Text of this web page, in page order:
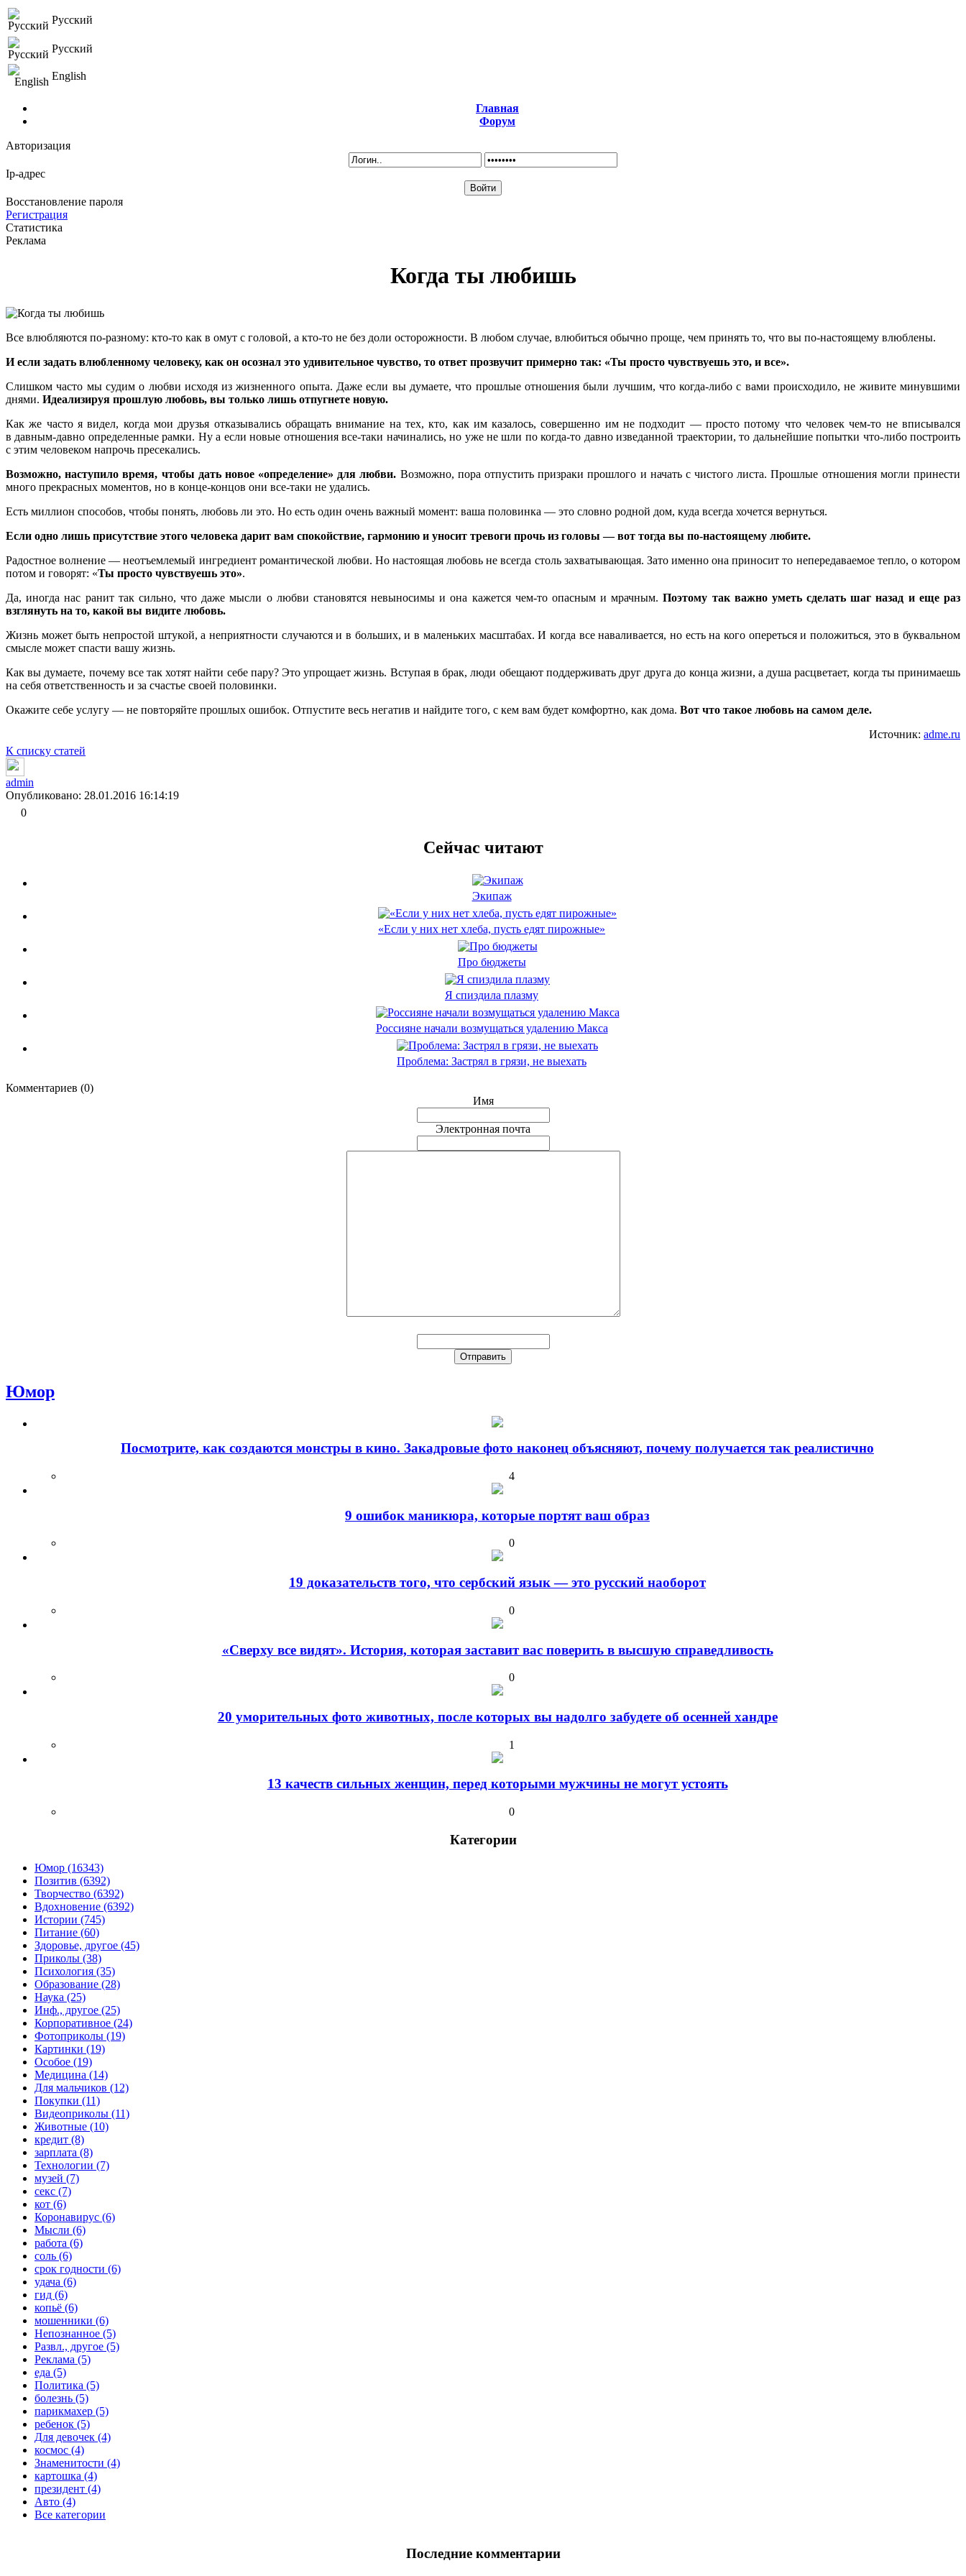
Русский
Русский
English
Главная
Форум
Авторизация
Ip-адрес
Восстановление пароля
Регистрация
Статистика
Реклама
Когда ты любишь
Все влюбляются по-разному: кто-то как в омут с головой, а кто-то не без доли осторожности. В любом случае, влюбиться обычно проще, чем принять то, что вы по-настоящему влюблены.
И если задать влюбленному человеку, как он осознал это удивительное чувство, то ответ прозвучит примерно так: «Ты просто чувствуешь это, и все».
Слишком часто мы судим о любви исходя из жизненного опыта. Даже если вы думаете, что прошлые отношения были лучшим, что когда-либо с вами происходило, не живите минувшими
днями. Идеализируя прошлую любовь, вы только лишь отпугнете новую.
Как же часто я видел, когда мои друзья отказывались обращать внимание на тех, кто, как им казалось, совершенно им не подходит — просто потому что человек чем-то не вписывался
в давным-давно определенные рамки. Ну а если новые отношения все-таки начинались, но уже не шли по когда-то давно изведанной траектории, то дальнейшие попытки что-либо построить
с этим человеком напрочь пресекались.
Возможно, наступило время, чтобы дать новое «определение» для любви. Возможно, пора отпустить призраки прошлого и начать с чистого листа. Прошлые отношения могли принести
много прекрасных моментов, но в конце-концов они все-таки не удались.
Есть миллион способов, чтобы понять, любовь ли это. Но есть один очень важный момент: ваша половинка — это словно родной дом, куда всегда хочется вернуться.
Если одно лишь присутствие этого человека дарит вам спокойствие, гармонию и уносит тревоги прочь из головы— вот тогда вы по-настоящему любите.
Радостное волнение — неотъемлемый ингредиент романтической любви. Но настоящая любовь не всегда столь захватывающая. Зато именно она приносит то непередаваемое тепло, о котором
потом и говорят: «Ты просто чувствуешь это».
Да, иногда нас ранит так сильно, что даже мысли о любви становятся невыносимы и она кажется чем-то опасным и мрачным.Поэтому так важно уметь сделать шаг назад и еще раз
взглянуть на то, какой вы видите любовь.
Жизнь может быть непростой штукой, а неприятности случаются и в больших, и в маленьких масштабах. И когда все наваливается, но есть на кого опереться и положиться, это в буквальном
смысле может спасти вашу жизнь.
Как вы думаете, почему все так хотят найти себе пару? Это упрощает жизнь. Вступая в брак, люди обещают поддерживать друг друга до конца жизни, а душа расцветает, когда ты принимаешь
на себя ответственность и за счастье своей половинки.
Окажите себе услугу — не повторяйте прошлых ошибок. Отпустите весь негатив и найдите того, с кем вам будет комфортно, как дома. Вот что такое любовь на самом деле.
Источник: adme.ru
К списку статей
admin
Опубликовано: 28.01.2016 16:14:19
0
Сейчас читают
Экипаж
«Если у них нет хлеба, пусть едят пирожные»
Про бюджеты
Я спиздила плазму
Россияне начали возмущаться удалению Макса
Проблема: Застрял в грязи, не выехать
Комментариев (0)
Имя
Электронная почта
Юмор
Посмотрите, как создаются монстры в кино. Закадровые фото наконец объясняют, почему получается так реалистично
4
9 ошибок маникюра, которые портят ваш образ
0
19 доказательств того, что сербский язык — это русский наоборот
0
«Сверху все видят». История, которая заставит вас поверить в высшую справедливость
0
20 уморительных фото животных, после которых вы надолго забудете об осенней хандре
1
13 качеств сильных женщин, перед которыми мужчины не могут устоять
0
Категории
Юмор (16343)
Позитив (6392)
Творчество (6392)
Вдохновение (6392)
Истории (745)
Питание (60)
Здоровье, другое (45)
Приколы (38)
Психология (35)
Образование (28)
Наука (25)
Инф., другое (25)
Корпоративное (24)
Фотоприколы (19)
Картинки (19)
Особое (19)
Медицина (14)
Для мальчиков (12)
Покупки (11)
Видеоприколы (11)
Животные (10)
кредит (8)
зарплата (8)
Технологии (7)
музей (7)
секс (7)
кот (6)
Коронавирус (6)
Мысли (6)
работа (6)
соль (6)
срок годности (6)
удача (6)
гид (6)
копьё (6)
мошенники (6)
Непознанное (5)
Развл., другое (5)
Реклама (5)
еда (5)
Политика (5)
болезнь (5)
парикмахер (5)
ребенок (5)
Для девочек (4)
космос (4)
Знаменитости (4)
картошка (4)
президент (4)
Авто (4)
Все категории
Последние комментарии